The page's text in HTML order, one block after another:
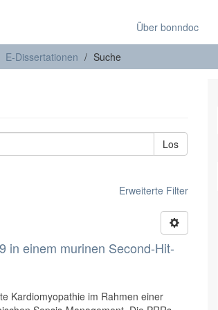
Über bonndoc
E-Dissertationen Suche
Los
Erweiterte Filter
in einem murinen Second-Hit-
Kardiomyopathie im Rahmen einer